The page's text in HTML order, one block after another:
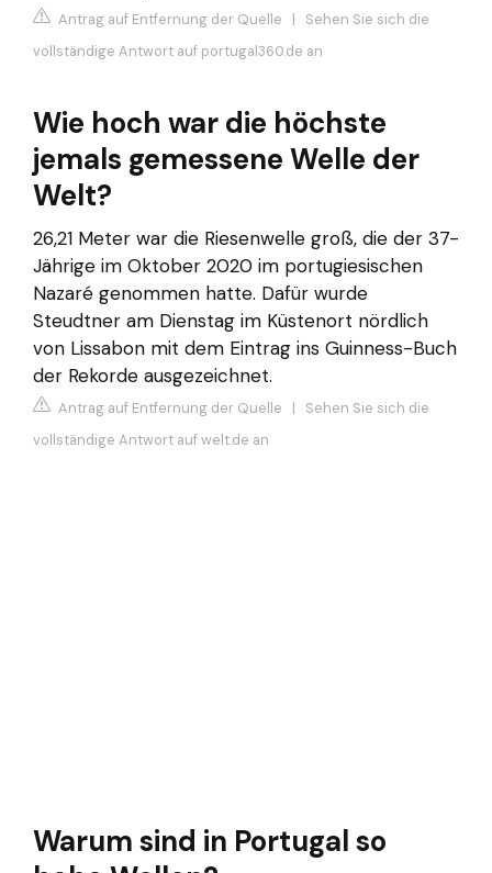
Antrag auf Entfernung der Quelle | Sehen Sie sich die
vollständige Antwort auf portugal360.de an
Wie hoch war die höchste
jemals gemessene Welle der
Welt?
26,21 Meter war die Riesenwelle groß, die der 37-
Jährige im Oktober 2020 im portugiesischen
Nazaré genommen hatte. Dafür wurde
Steudtner am Dienstag im Küstenort nördlich
von Lissabon mit dem Eintrag ins Guinness-Buch
der Rekorde ausgezeichnet.
Antrag auf Entfernung der Quelle | Sehen Sie sich die
vollständige Antwort auf welt.de an
Warum sind in Portugal so